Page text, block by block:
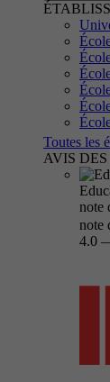
Toutes les
AVIS
note
note
4.0